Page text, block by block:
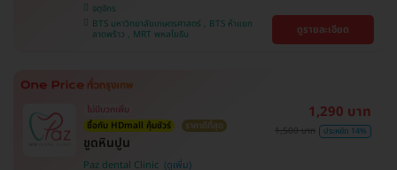
จตุจักร
BTS มหาวิทยาลัยเกษตรศาสตร์ , BTS ห้าแยก
ลาดพร้าว , MRT พหลโยธิน ดูรายละเอียด
ไม่มีบวกเพิ่ม
ซื้อกับ HDmall คุ้มชัวร์
ราคาดีที่สุด
ขูดหินปูน
Paz dental Clinic
1,290 บาท
1,500 บาท ประหยัด 14%